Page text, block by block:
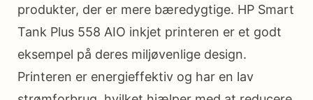
produkter, der er mere bæredygtige. HP Smart
Tank Plus 558 AIO inkjet printeren er et godt
eksempel på deres miljøvenlige design.
Printeren er energieffektiv og har en lav